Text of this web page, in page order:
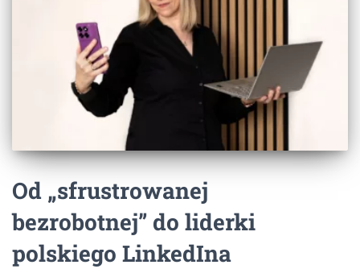
Od „sfrustrowanej
bezrobotnej” do liderki
polskiego LinkedIna